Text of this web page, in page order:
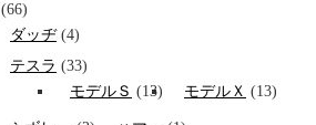
(66)
ダッヂ(4)
テスラ (33)
モデルＳ (13) モデルＸ (13)